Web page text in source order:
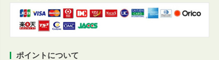
ポイントについて